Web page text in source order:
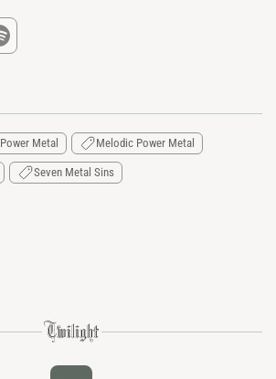
Power Metal Melodic Power Metal
Seven Metal Sins